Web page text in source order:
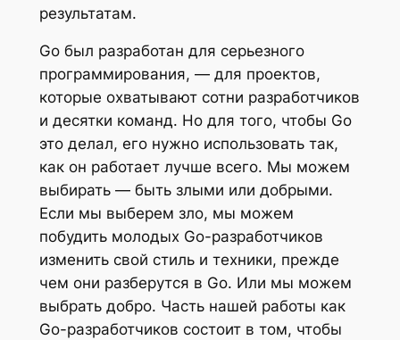
результатам.
Go был разработан для серьезного
программирования, — для проектов,
которые охватывают сотни разработчиков
и десятки команд. Но для того, чтобы Go
это делал, его нужно использовать так,
как он работает лучше всего. Мы можем
выбирать — быть злыми или добрыми.
Если мы выберем зло, мы можем
побудить молодых Go-разработчиков
изменить свой стиль и техники, прежде
чем они разберутся в Go. Или мы можем
выбрать добро. Часть нашей работы как
Go-разработчиков состоит в том, чтобы